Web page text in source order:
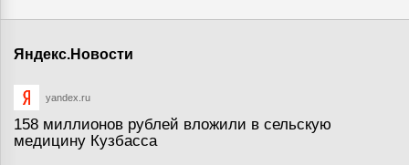
Яндекс.Новости
yandex.ru
158 миллионов рублей вложили в сельскую
медицину Кузбасса